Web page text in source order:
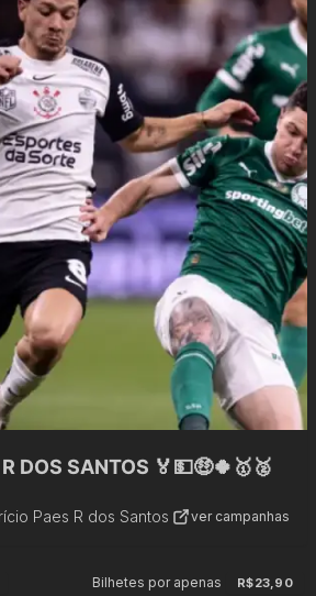
DOS SANTOS 🏅💵🤑🍀🥇🥈
Paes R dos Santos ver campanhas
Bilhetes por apenas R$23,90